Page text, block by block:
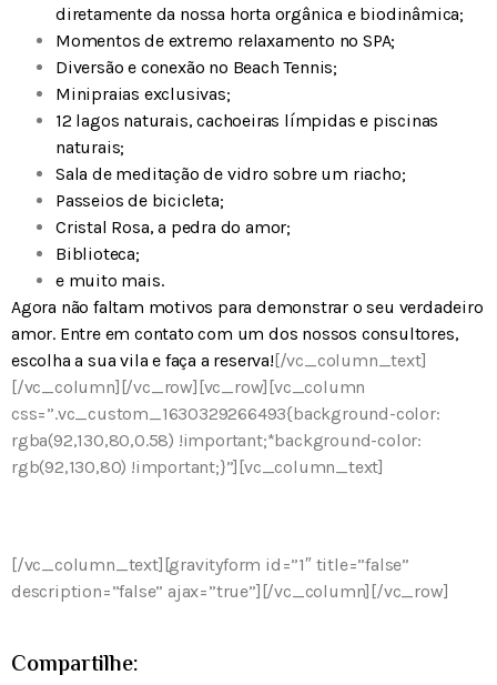
diretamente da nossa horta orgânica e biodinâmica;
Momentos de extremo relaxamento no SPA;
Diversão e conexão no Beach Tennis;
Minipraias exclusivas;
12 lagos naturais, cachoeiras límpidas e piscinas
naturais;
Sala de meditação de vidro sobre um riacho;
Passeios de bicicleta;
Cristal Rosa, a pedra do amor;
Biblioteca;
e muito mais.
Agora não faltam motivos para demonstrar o seu verdadeiro
amor. Entre em contato com um dos nossos consultores,
escolha a sua vila e faça a reserva! [/vc_column_text]
[/vc_column][/vc_row][vc_row][vc_column
css=”.vc_custom_1630329266493{background-color:
rgba(92,130,80,0.58) !important;*background-color:
rgb(92,130,80) !important;}”][vc_column_text]
[/vc_column_text][gravityform id=”1″ title=”false”
description=”false” ajax=”true”][/vc_column][/vc_row]
Compartilhe: